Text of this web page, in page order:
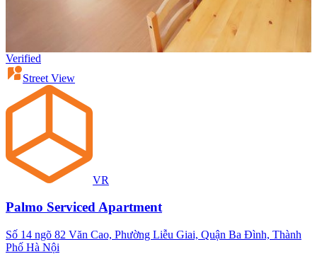
Verified
Street View
VR
Palmo Serviced Apartment
Số 14 ngõ 82 Văn Cao, Phường Liễu Giai, Quận Ba Đình, Thành
Phố Hà Nội